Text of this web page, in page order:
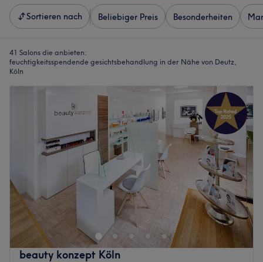
Sortieren nach Beliebiger Preis Besonderheiten
41 Salons die anbieten:
feuchtigkeitsspendende gesichtsbehandlung in der Nähe von Deutz,
Köln
beauty konzept Köln